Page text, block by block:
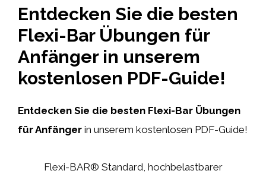
Entdecken Sie die besten
Flexi-Bar Übungen für
Anfänger in unserem
kostenlosen PDF-Guide!
Entdecken Sie die besten Flexi-Bar Übungen
für Anfänger in unserem kostenlosen PDF-Guide!
Flexi-BAR® Standard, hochbelastbarer